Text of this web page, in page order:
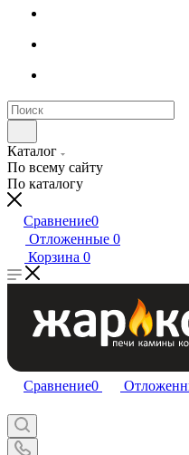
Каталог
По всему сайту
По каталогу
Сравнение0
Отложенные 0
Корзина 0
Сравнение0